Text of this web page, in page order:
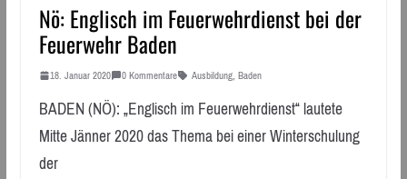
Nö: Englisch im Feuerwehrdienst bei der
Feuerwehr Baden
18. Januar 2020 0 Kommentare Ausbildung, Baden
BADEN (NÖ): „Englisch im Feuerwehrdienst“ lautete
Mitte Jänner 2020 das Thema bei einer Winterschulung
der